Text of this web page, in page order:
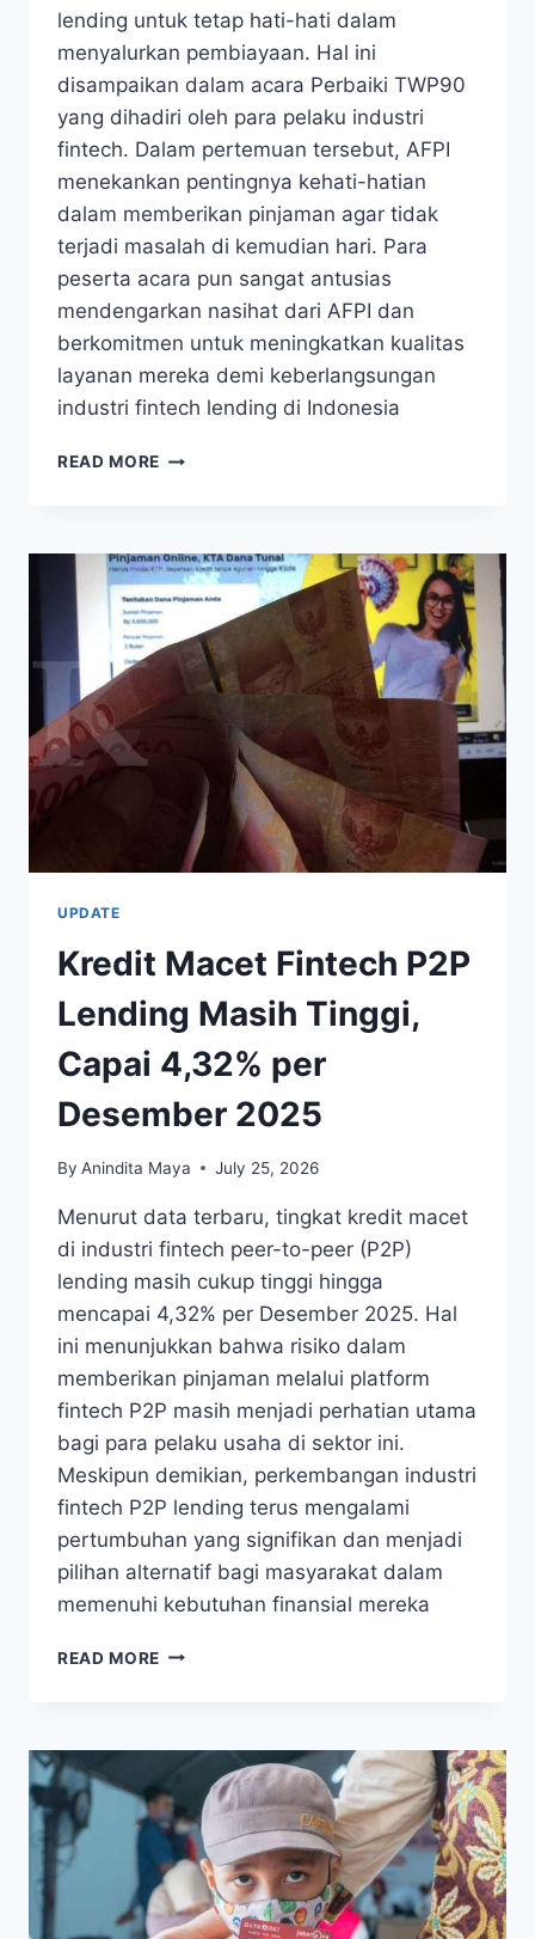
lending untuk tetap hati-hati dalam
menyalurkan pembiayaan. Hal ini
disampaikan dalam acara Perbaiki TWP90
yang dihadiri oleh para pelaku industri
fintech. Dalam pertemuan tersebut, AFPI
menekankan pentingnya kehati-hatian
dalam memberikan pinjaman agar tidak
terjadi masalah di kemudian hari. Para
peserta acara pun sangat antusias
mendengarkan nasihat dari AFPI dan
berkomitmen untuk meningkatkan kualitas
layanan mereka demi keberlangsungan
industri fintech lending di Indonesia
READ MORE PERBAIKI
FINTECH
LENDING
TETAP
HATI-
HATI
SALURKAN
PEMBIAYAAN
UPDATE
Kredit Macet Fintech P2P
Lending Masih Tinggi,
Capai 4,32% per
Desember 2025
By Anindita Maya July 25, 2026
Menurut data terbaru, tingkat kredit macet
di industri fintech peer-to-peer (P2P)
lending masih cukup tinggi hingga
mencapai 4,32% per Desember 2025. Hal
ini menunjukkan bahwa risiko dalam
memberikan pinjaman melalui platform
fintech P2P masih menjadi perhatian utama
bagi para pelaku usaha di sektor ini.
Meskipun demikian, perkembangan industri
fintech P2P lending terus mengalami
pertumbuhan yang signifikan dan menjadi
pilihan alternatif bagi masyarakat dalam
memenuhi kebutuhan finansial mereka
READ MORE KREDIT
LENDING
MASIH
TINGGI,
CAPAI
4,32%
PER
DESEMBER
2025